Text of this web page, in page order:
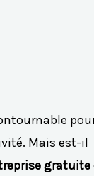
Mais est-il
gratuite